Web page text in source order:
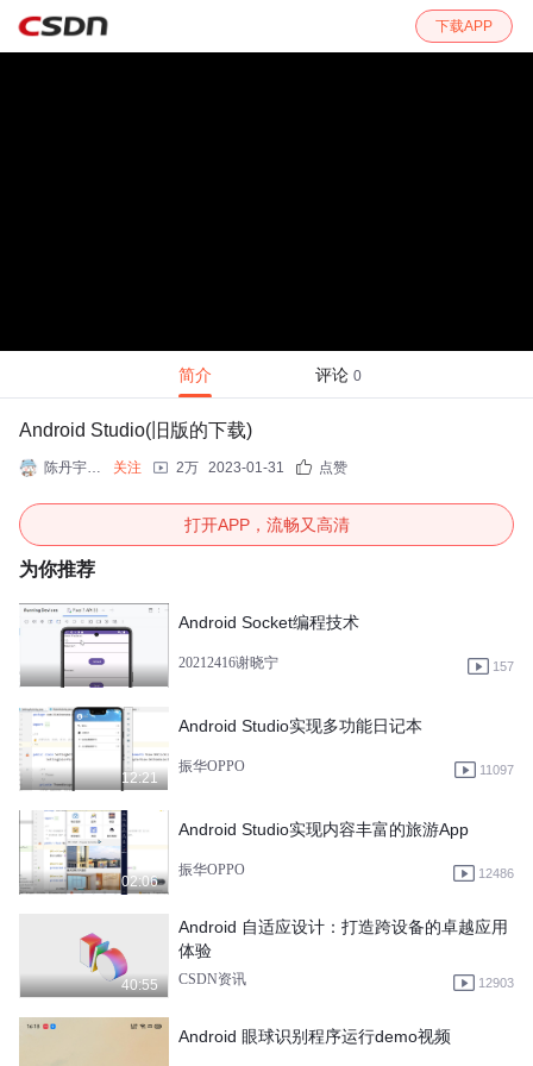
下载APP
简介 评论 0
Android Studio(旧版的下载)
陈丹宇jmu 关注 2万 2023-01-31 点赞
打开APP，流畅又高清
为你推荐
Android Socket编程技术
20212416谢晓宁 157
12:21
Android Studio实现多功能日记本
振华OPPO 11097
02:06
Android Studio实现内容丰富的旅游App
振华OPPO 12486
40:55
Android 自适应设计：打造跨设备的卓越应用
体验
CSDN资讯 12903
Android 眼球识别程序运行demo视频